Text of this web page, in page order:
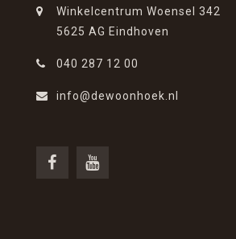
Winkelcentrum Woensel 342
5625 AG Eindhoven
040 287 12 00
info@dewoonhoek.nl